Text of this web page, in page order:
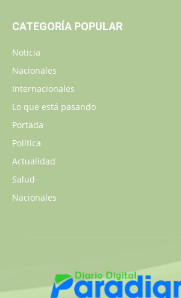
CATEGORÍA POPULAR
Noticia
Nacionales
Internacionales
Lo que está pasando
Portada
Política
Actualidad
Salud
Nacionales